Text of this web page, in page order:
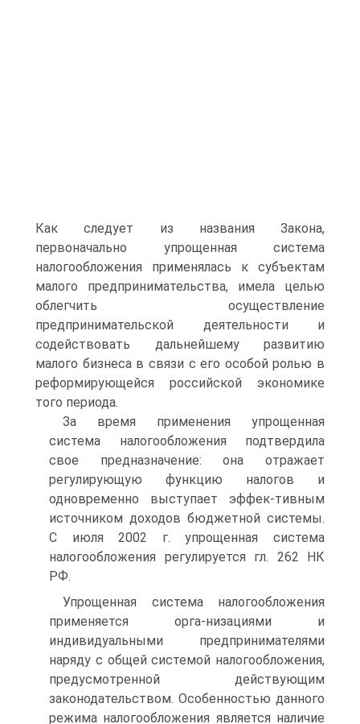
Как следует из названия Закона,
первоначально упрощенная система
налогообложения применялась к субъектам
малого предпринимательства, имела целью
облегчить осуществление
предпринимательской деятельности и
содействовать дальнейшему развитию
малого бизнеса в связи с его особой ролью в
реформирующейся российской экономике
того периода.
За время применения упрощенная
система налогообложения подтвердила
свое предназначение: она отражает
регулирующую функцию налогов и
одновременно выступает эффек-тивным
источником доходов бюджетной системы.
С июля 2002 г. упрощенная система
налогообложения регулируется гл. 262 НК
РФ.
Упрощенная система налогообложения
применяется орга-низациями и
индивидуальными предпринимателями
наряду с общей системой налогообложения,
предусмотренной действующим
законодательством. Особенностью данного
режима налогообложения является наличие